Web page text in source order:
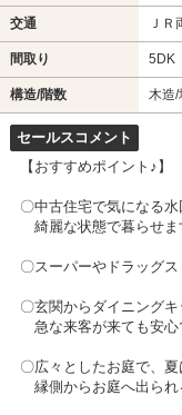
交通 ＪＲ
間取り 5DK
構造/階数 木造/
セールスコメント
【おすすめポイント♪】
〇中古住宅で気になる
綺麗な状態で暮らせま
〇スーパーやドラッグ
〇玄関からダイニング
急な来客が来ても安
〇広々としたお庭で、
縁側からお庭へ出ら